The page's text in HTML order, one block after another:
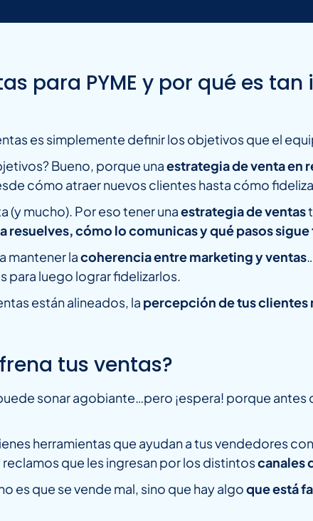
para PYME y por qué es
es simplemente definir los objetivos que el
Bueno, porque unaestrategia de venta en
cómo atraer nuevos clientes hasta cómo
(y mucho). Por eso tener unaestrategia de ventas
resuelves, cómo lo comunicas y qué pasos
mantener lacoherencia entre marketing y ventas
para luego lograr fidelizarlos.
están alineados, la percepción de tus clientes
tus ventas?
sonar agobiante…pero ¡espera! porque
herramientas que ayudan a tus vendedores
que les ingresan por los distintoscanales
es que se vende mal, sino que hay algoque está